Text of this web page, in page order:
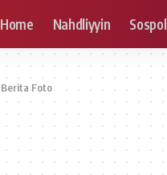
Home Nahdliyyin Sospol
Berita Foto